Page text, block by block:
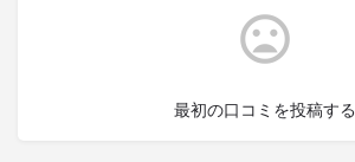
最初の口コミを投稿する